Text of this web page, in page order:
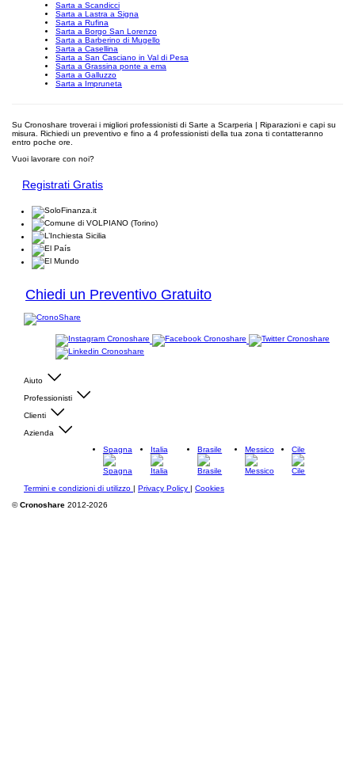
Sarta a Scandicci
Sarta a Lastra a Signa
Sarta a Rufina
Sarta a Borgo San Lorenzo
Sarta a Barberino di Mugello
Sarta a Casellina
Sarta a San Casciano in Val di Pesa
Sarta a Grassina ponte a ema
Sarta a Galluzzo
Sarta a Impruneta
Su Cronoshare troverai i migliori professionisti di Sarte a Scarperia | Riparazioni e capi su
misura. Richiedi un preventivo e fino a 4 professionisti della tua zona ti contatteranno
entro poche ore.
Vuoi lavorare con noi?
Registrati Gratis
Chiedi un Preventivo Gratuito
Aiuto
Professionisti
Clienti
Azienda
Spagna
Italia Brasile Messico Cile
Termini e condizioni di utilizzo | Privacy Policy | Cookies
©Cronoshare 2012-2026